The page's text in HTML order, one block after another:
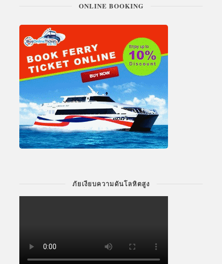
ONLINE BOOKING
ภัยเงียบความดันโลหิตสูง